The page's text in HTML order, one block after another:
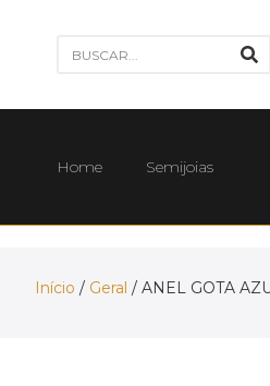
Home Semijoias
Início / Geral / ANEL GOTA